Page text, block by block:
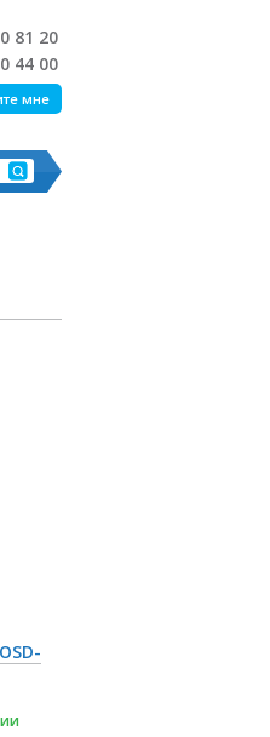
81 20
44 00
мне